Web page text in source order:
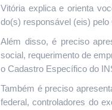
Vitória explica e orienta
do(s) responsável (eis)
Além disso, é preciso
social, requerimento de
o Cadastro Específico do
Também é preciso
federal, controladores do